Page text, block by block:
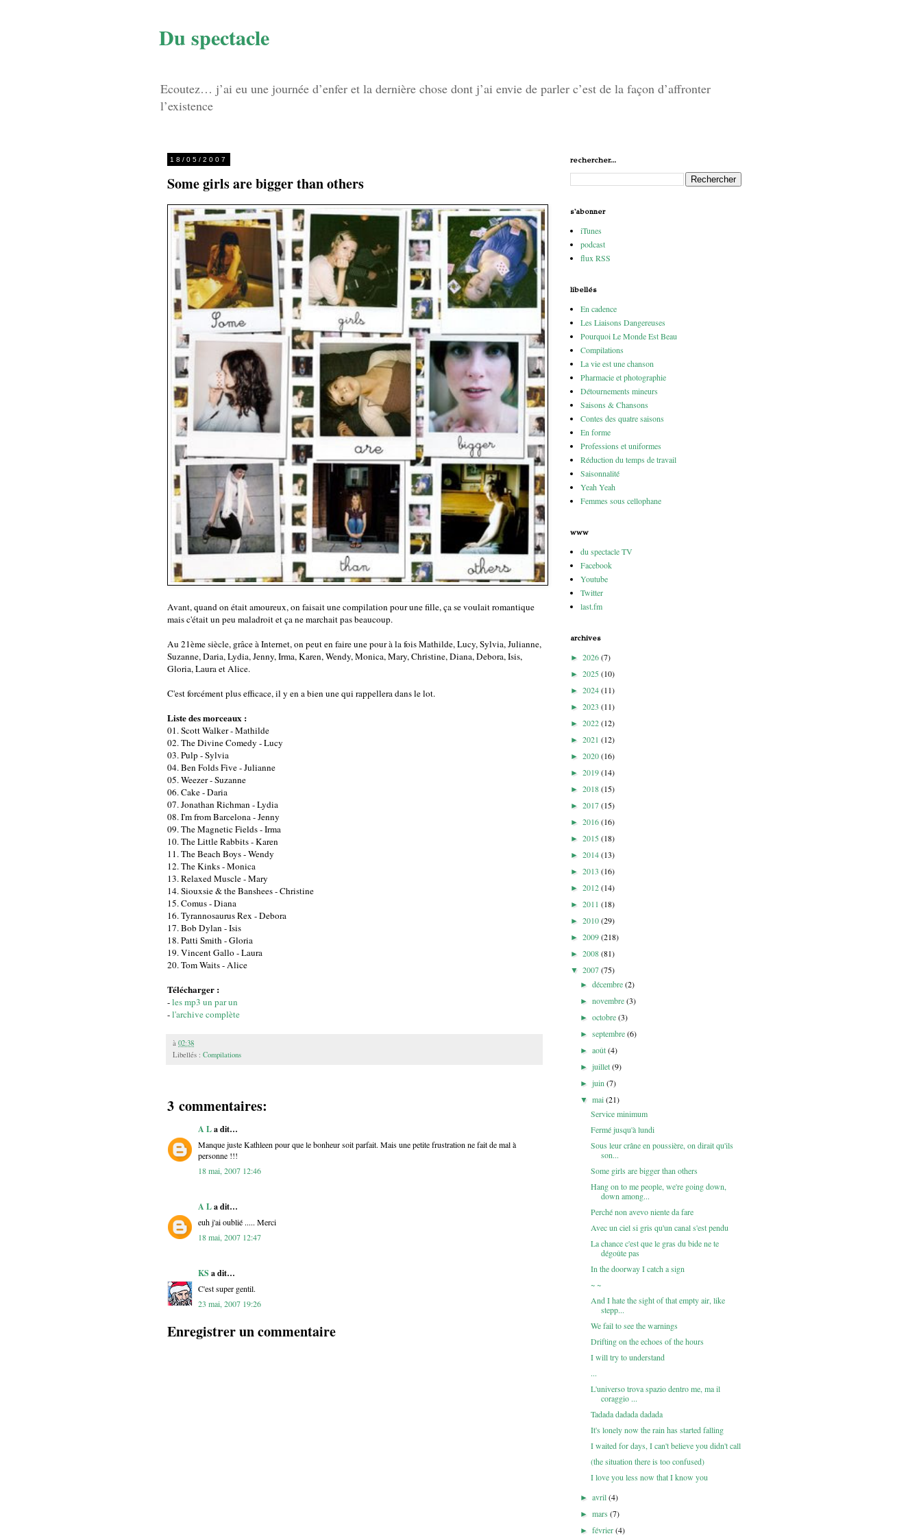
Du spectacle
Ecoutez… j’ai eu une journée d’enfer et la dernière chose dont j’ai envie de parler c’est de la façon d’affronter
l’existence
18/05/2007
Some girls are bigger than others
Avant, quand on était amoureux, on faisait une compilation pour une fille, ça se voulait romantique
mais c'était un peu maladroit et ça ne marchait pas beaucoup.
Au 21ème siècle, grâce à Internet, on peut en faire une pour à la fois Mathilde, Lucy, Sylvia, Julianne,
Suzanne, Daria, Lydia, Jenny, Irma, Karen, Wendy, Monica, Mary, Christine, Diana, Debora, Isis,
Gloria, Laura et Alice.
C'est forcément plus efficace, il y en a bien une qui rappellera dans le lot.
Liste des morceaux :
01. Scott Walker - Mathilde
02. The Divine Comedy - Lucy
03. Pulp - Sylvia
04. Ben Folds Five - Julianne
05. Weezer - Suzanne
06. Cake - Daria
07. Jonathan Richman - Lydia
08. I'm from Barcelona - Jenny
09. The Magnetic Fields - Irma
10. The Little Rabbits - Karen
11. The Beach Boys - Wendy
12. The Kinks - Monica
13. Relaxed Muscle - Mary
14. Siouxsie & the Banshees - Christine
15. Comus - Diana
16. Tyrannosaurus Rex - Debora
17. Bob Dylan - Isis
18. Patti Smith - Gloria
19. Vincent Gallo - Laura
20. Tom Waits - Alice
Télécharger :
-les mp3 un par un
-l'archive complète
à 02:38
Libellés : Compilations
3 commentaires:
A La dit…
Manque juste Kathleen pour que le bonheur soit parfait. Mais une petite frustration ne fait de mal à
personne !!!
18 mai, 2007 12:46
A La dit…
euh j'ai oublié ..... Merci
18 mai, 2007 12:47
KS a dit…
C'est super gentil.
23 mai, 2007 19:26
Enregistrer un commentaire
rechercher...
s'abonner
iTunes
podcast
flux RSS
libellés
En cadence
Les Liaisons Dangereuses
Pourquoi Le Monde Est Beau
Compilations
La vie est une chanson
Pharmacie et photographie
Détournements mineurs
Saisons & Chansons
Contes des quatre saisons
En forme
Professions et uniformes
Réduction du temps de travail
Saisonnalité
Yeah Yeah
Femmes sous cellophane
www
du spectacle TV
Facebook
Youtube
Twitter
last.fm
archives
► 2026(7)
► 2025(10)
► 2024(11)
► 2023 (11)
► 2022(12)
► 2021 (12)
► 2020(16)
► 2019(14)
► 2018(15)
► 2017(15)
► 2016(16)
► 2015(18)
► 2014(13)
► 2013 (16)
► 2012(14)
► 2011 (18)
► 2010(29)
► 2009(218)
► 2008(81)
▼ 2007(75)
►décembre(2)
►novembre(3)
►octobre(3)
►septembre(6)
►août(4)
►juillet(9)
►juin(7)
▼mai(21)
Service minimum
Fermé jusqu'à lundi
Sous leur crâne en poussière, on dirait qu'ils
son...
Some girls are bigger than others
Hang on to me people, we're going down,
down among...
Perché non avevo niente da fare
Avec un ciel si gris qu'un canal s'est pendu
La chance c'est que le gras du bide ne te
dégoûte pas
In the doorway I catch a sign
~ ~
And I hate the sight of that empty air, like
stepp...
We fail to see the warnings
Drifting on the echoes of the hours
I will try to understand
...
L'universo trova spazio dentro me, ma il
coraggio ...
Tadada dadada dadada
It's lonely now the rain has started falling
I waited for days, I can't believe you didn't call
(the situation there is too confused)
I love you less now that I know you
►avril(4)
►mars(7)
►février(4)